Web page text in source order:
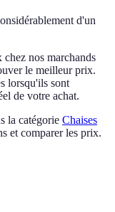
d'un
nos marchands
le meilleur prix.
lorsqu'ils sont
de votre achat.
la catégorie Chaises
et comparer les prix.